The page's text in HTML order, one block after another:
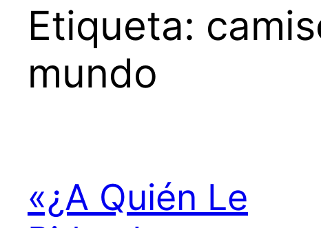
Etiqueta:
mundo
«¿A Quién Le